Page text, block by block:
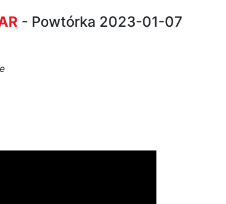
- Powtórka 2023-01-07